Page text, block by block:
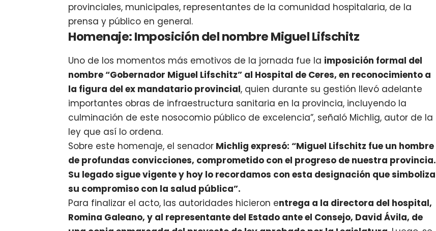
provinciales, municipales, representantes de la comunidad hospitalaria, de la
prensa y público en general.
Homenaje: Imposición del nombre Miguel Lifschitz
Uno de los momentos más emotivos de la jornada fue la imposición formal del
nombre “Gobernador Miguel Lifschitz” al Hospital de Ceres, en reconocimiento a
la figura del ex mandatario provincial, quien durante su gestión llevó adelante
importantes obras de infraestructura sanitaria en la provincia, incluyendo la
culminación de este nosocomio público de excelencia”, señaló Michlig, autor de la
ley que así lo ordena.
Sobre este homenaje, el senador Michlig expresó: “Miguel Lifschitz fue un hombre
de profundas convicciones, comprometido con el progreso de nuestra provincia.
Su legado sigue vigente y hoy lo recordamos con esta designación que simboliza
su compromiso con la salud pública”.
Para finalizar el acto, las autoridades hicieron entrega a la directora del hospital,
Romina Galeano, y al representante del Estado ante el Consejo, David Ávila, de